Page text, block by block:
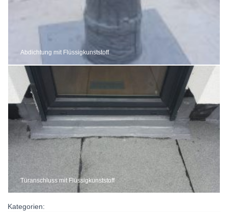
Abdichtung mit Flüssigkunststoff
Türanschluss mit Flüssigkunststoff
Kategorien: